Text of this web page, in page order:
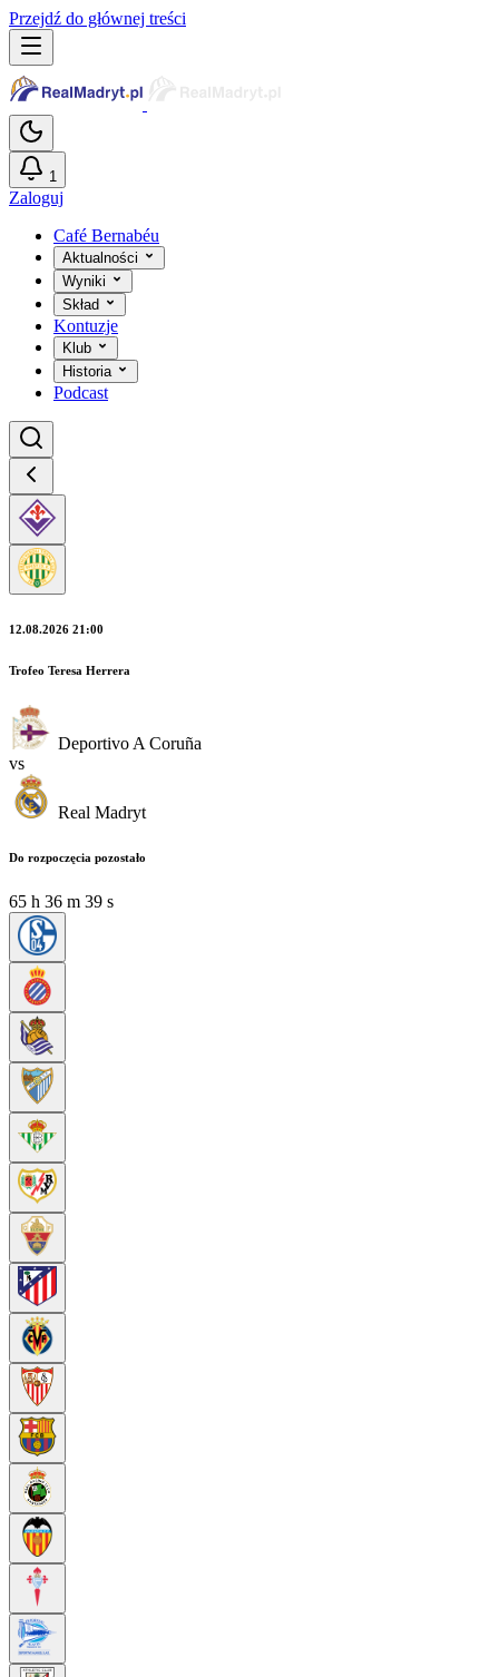
Przejdź do głównej treści
1
Zaloguj
Café Bernabéu
Aktualności
Wyniki
Skład
Kontuzje
Klub
Historia
Podcast
12.08.2026 21:00
Trofeo Teresa Herrera
Deportivo A Coruña
vs
Real Madryt
Do rozpoczęcia pozostało
65 h 36 m 37 s